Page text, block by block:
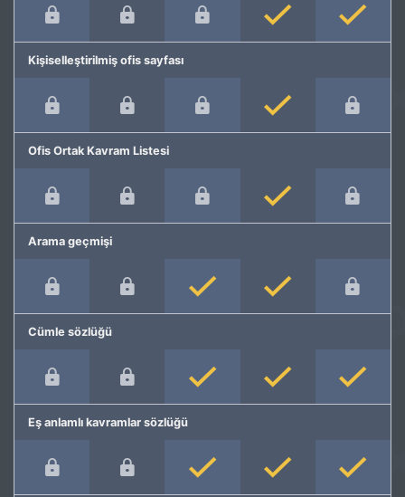
Kişiselleştirilmiş ofis sayfası
Ofis Ortak Kavram Listesi
Arama geçmişi
Cümle sözlüğü
Eş anlamlı kavramlar sözlüğü